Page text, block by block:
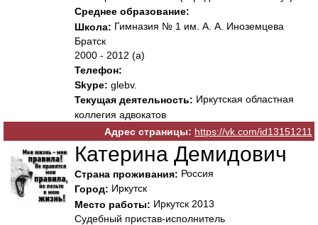
Среднее образование:
Школа: Гимназия № 1 им. А. А. Иноземцева
Братск
2000 - 2012 (а)
Телефон:
Skype: glebv.
Текущая деятельность: Иркутская областная
коллегия адвокатов
Адрес страницы: https://vk.com/id13151211
Катерина Демидович
Страна проживания: Россия
Город: Иркутск
Место работы: Иркутск 2013
Судебный пристав-исполнитель